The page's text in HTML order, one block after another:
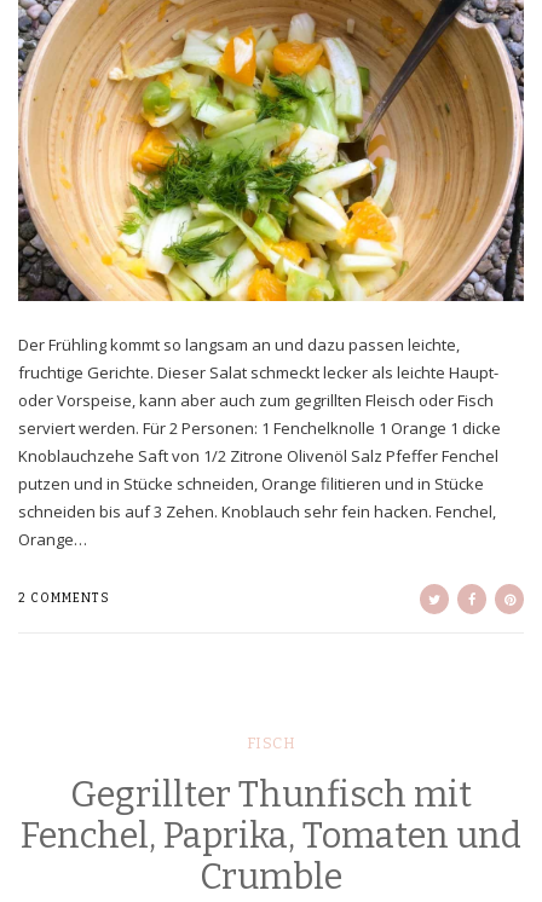
Der Frühling kommt so langsam an und dazu passen leichte,
fruchtige Gerichte. Dieser Salat schmeckt lecker als leichte Haupt-
oder Vorspeise, kann aber auch zum gegrillten Fleisch oder Fisch
serviert werden. Für 2 Personen: 1 Fenchelknolle 1 Orange 1 dicke
Knoblauchzehe Saft von 1/2 Zitrone Olivenöl Salz Pfeffer Fenchel
putzen und in Stücke schneiden, Orange filitieren und in Stücke
schneiden bis auf 3 Zehen. Knoblauch sehr fein hacken. Fenchel,
Orange…
2 COMMENTS
FISCH
Gegrillter Thunfisch mit
Fenchel, Paprika, Tomaten und
Crumble